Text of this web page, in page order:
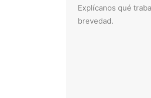
Explícanos qué
brevedad.